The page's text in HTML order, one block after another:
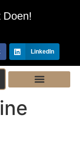
Doen!
LinkedIn